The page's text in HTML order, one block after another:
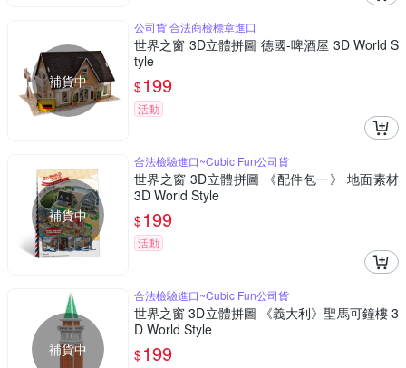
補貨中
公司貨 合法商檢標章進口
世界之窗 3D立體拼圖 德國-啤酒屋 3D World S
tyle
$199
活動
補貨中
合法檢驗進口~Cubic Fun公司貨
世界之窗 3D立體拼圖 《配件包一》 地面素材
3D World Style
$199
活動
補貨中
合法檢驗進口~Cubic Fun公司貨
世界之窗 3D立體拼圖 《義大利》聖馬可鐘樓 3
D World Style
$199